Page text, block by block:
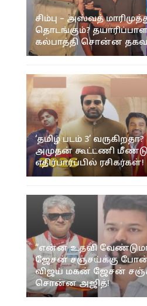
சிம்பு – அஸ்வத்
தொடங்கும்?
கல்பாத்தி சொன்ன
‘தமிழ் படம் 3’
அமுதன் கூட்டணி
எதிர்பார்ப்பில் ரசிகர்கள்!
“என்ன உதவி
ஜேசன் சஞ்சய்க்கு
விஜய் மகன் ஜேசன்
சொன்ன அஜித்!